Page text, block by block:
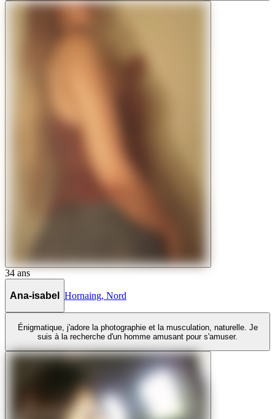
34 ans
Ana-isabel Hornaing, Nord
Énigmatique, j'adore la photographie et la musculation, naturelle. Je
suis à la recherche d'un homme amusant pour s'amuser.